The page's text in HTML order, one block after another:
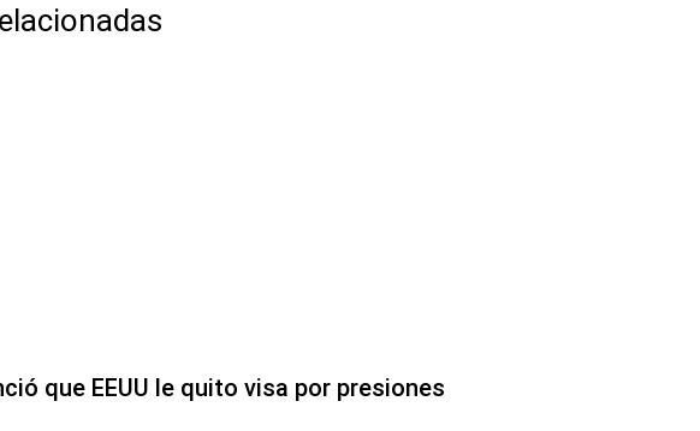
que EEUU le quito visa por presiones